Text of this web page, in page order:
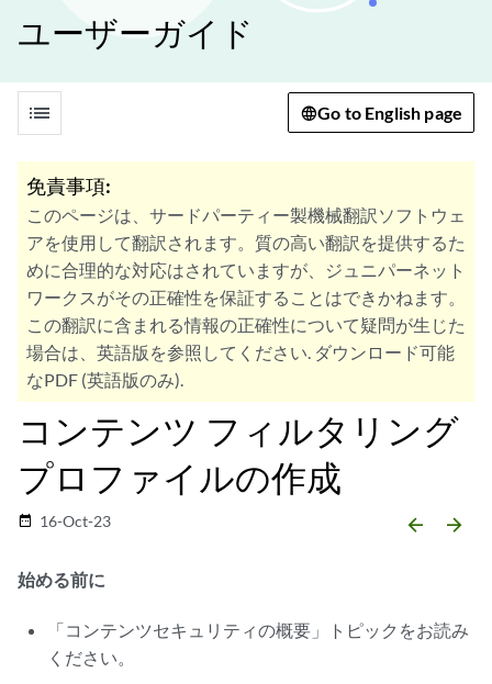
ユーザーガイド
list Go to English page
免責事項:
このページは、サードパーティー製機械翻訳ソフトウェ
アを使用して翻訳されます。質の高い翻訳を提供するた
めに合理的な対応はされていますが、ジュニパーネット
ワークスがその正確性を保証することはできかねます。
この翻訳に含まれる情報の正確性について疑問が生じた
場合は、英語版を参照してください. ダウンロード可能
なPDF (英語版のみ).
コンテンツ フィルタリング
プロファイルの作成
date_range 16-Oct-23 arrow_backward arrow_forward
始める前に
「コンテンツセキュリティの概要」トピックをお読み
ください。